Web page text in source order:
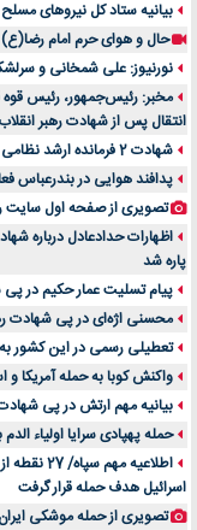
بیانیه ستاد کل نیروهای
حال و هوای حرم امام رضا(ع)
نورنیوز: علی شمخانی و
مخبر: رئیس‌جمهور، رئیس قوه
انتقال پس ‌از شهادت رهبر
شهادت 2 فرمانده ارشد نظامی ایران تایید شد
پدافند هوایی در بندرعباس
تصویری از صفحه اول
اظهارات حدادعادل درباره
پاره شد
پیام تسلیت عمار حکیم در پی
محسنی اژه‌ای در پی شهادت
تعطیلی رسمی در این کشور
واکنش کوبا به حمله آمریکا و
بیانیه مهم ارتش در پی
حمله پهپادی سرایا اولیاء الدم
اطلاعیه
اسرائیل هدف حمله قرار گرفت
تصویری از حمله موشکی